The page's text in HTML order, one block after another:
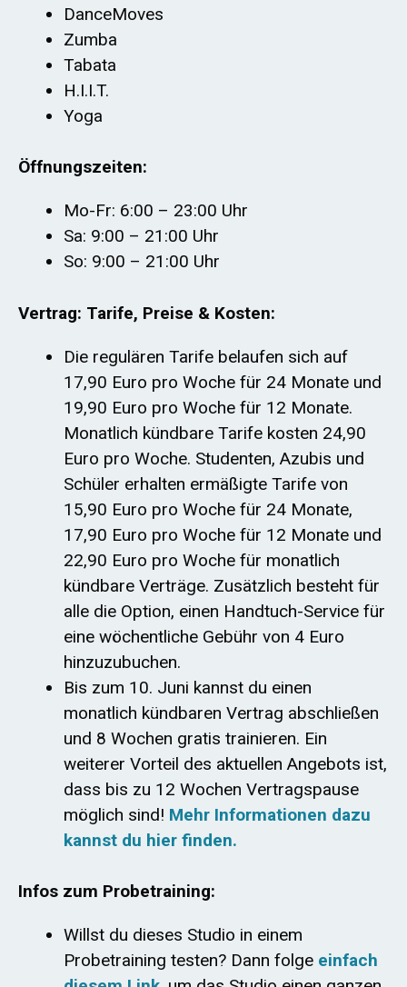
DanceMoves
Zumba
Tabata
H.I.I.T.
Yoga
Öffnungszeiten:
Mo-Fr: 6:00 – 23:00 Uhr
Sa: 9:00 – 21:00 Uhr
So: 9:00 – 21:00 Uhr
Vertrag: Tarife, Preise & Kosten:
Die regulären Tarife belaufen sich auf
17,90 Euro pro Woche für 24 Monate und
19,90 Euro pro Woche für 12 Monate.
Monatlich kündbare Tarife kosten 24,90
Euro pro Woche. Studenten, Azubis und
Schüler erhalten ermäßigte Tarife von
15,90 Euro pro Woche für 24 Monate,
17,90 Euro pro Woche für 12 Monate und
22,90 Euro pro Woche für monatlich
kündbare Verträge. Zusätzlich besteht für
alle die Option, einen Handtuch-Service für
eine wöchentliche Gebühr von 4 Euro
hinzuzubuchen.
Bis zum 10. Juni kannst du einen
monatlich kündbaren Vertrag abschließen
und 8 Wochen gratis trainieren. Ein
weiterer Vorteil des aktuellen Angebots ist,
dass bis zu 12 Wochen Vertragspause
möglich sind! Mehr Informationen dazu
kannst du hier finden.
Infos zum Probetraining:
Willst du dieses Studio in einem
Probetraining testen? Dann folge einfach